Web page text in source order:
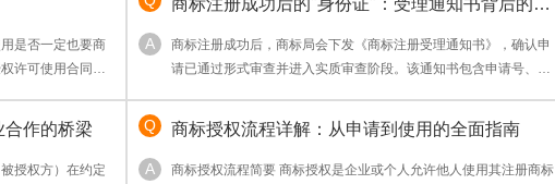
是否一定也要商
许可使用合同是
律意义与商业价值
商标注册成功后，商标局会下发《商标注册受理通知书》，确认申
请已通过形式审查并进入实质审查阶段。该通知书包含申请号、商
公告等流程才能取得《商标注册证》。建议妥善保存通知书，用于
业务备案或维权参考。
作的桥梁
授权方）在约定
商标授权流程详解：从申请到使用的全面指南
商标授权流程简要 商标授权是企业或个人允许他人使用其注册商标